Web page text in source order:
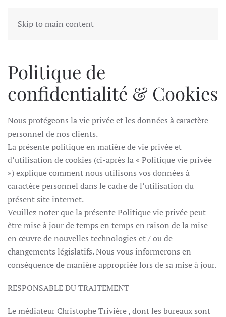
Skip to main content
Politique de
confidentialité & Cookies
Nous protégeons la vie privée et les données à caractère
personnel de nos clients.
La présente politique en matière de vie privée et
d’utilisation de cookies (ci-après la « Politique vie privée
») explique comment nous utilisons vos données à
caractère personnel dans le cadre de l’utilisation du
présent site internet.
Veuillez noter que la présente Politique vie privée peut
être mise à jour de temps en temps en raison de la mise
en œuvre de nouvelles technologies et / ou de
changements législatifs. Nous vous informerons en
conséquence de manière appropriée lors de sa mise à jour.
RESPONSABLE DU TRAITEMENT
Le médiateur Christophe Trivière , dont les bureaux sont